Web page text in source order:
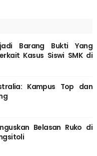
Barang Bukti Yang
Kasus Siswi SMK di
Kampus Top dan
Belasan Ruko di